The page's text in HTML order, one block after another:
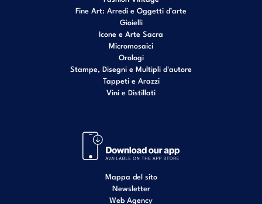
Fine Art: Arredi e Oggetti d’arte
Gioielli
Icone e Arte Sacra
Micromosaici
Orologi
Stampe, Disegni e Multipli d'autore
Tappeti e Arazzi
Vini e Distillati
Mappa del sito
Newsletter
Web Agency